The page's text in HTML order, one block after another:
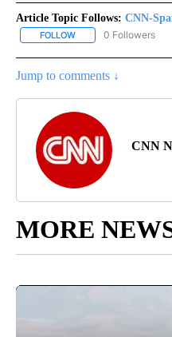
Article Topic Follows: CNN-
FOLLOW FOLLOW "CNN-
0 Followers
Jump to comments ↓
CNN
MORE